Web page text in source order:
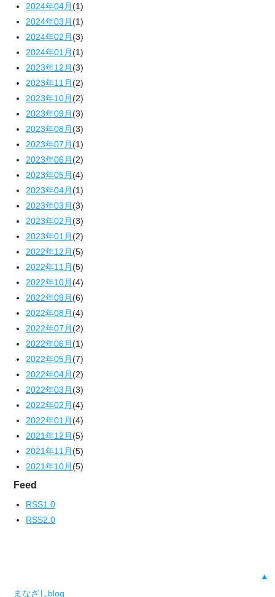
2024年04月(1)
2024年03月(1)
2024年02月(3)
2024年01月(1)
2023年12月(3)
2023年11月(2)
2023年10月(2)
2023年09月(3)
2023年08月(3)
2023年07月(1)
2023年06月(2)
2023年05月(4)
2023年04月(1)
2023年03月(3)
2023年02月(3)
2023年01月(2)
2022年12月(5)
2022年11月(5)
2022年10月(4)
2022年09月(6)
2022年08月(4)
2022年07月(2)
2022年06月(1)
2022年05月(7)
2022年04月(2)
2022年03月(3)
2022年02月(4)
2022年01月(4)
2021年12月(5)
2021年11月(5)
2021年10月(5)
Feed
RSS1.0
RSS2.0
▲
まなざしblog